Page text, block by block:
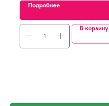
Подробнее
В корзину